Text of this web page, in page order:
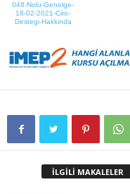
048-Nolu-Genelge-
18-02-2021-Ciro-
Destegi-Hakkinda
İLGİLİ MAKALELER